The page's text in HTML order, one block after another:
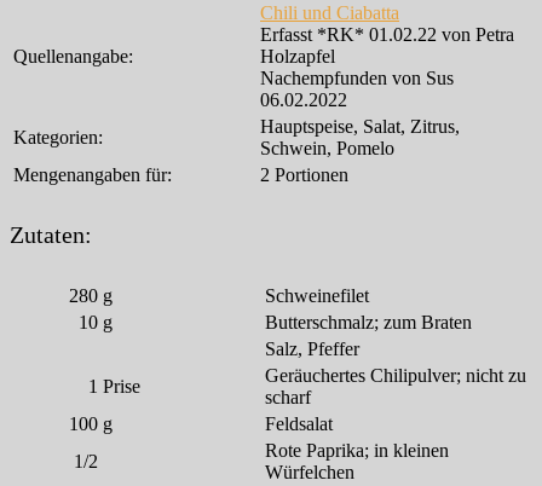
Quellenangabe:
Chili und Ciabatta
Erfasst *RK* 01.02.22 von Petra
Holzapfel
Nachempfunden von Sus
06.02.2022
Kategorien:
Hauptspeise, Salat, Zitrus,
Schwein, Pomelo
Mengenangaben für:
2 Portionen
Zutaten:
280 g
Schweinefilet
10 g
Butterschmalz; zum Braten
Salz, Pfeffer
1 Prise
Geräuchertes Chilipulver; nicht zu
scharf
100 g
Feldsalat
1/2
Rote Paprika; in kleinen
Würfelchen